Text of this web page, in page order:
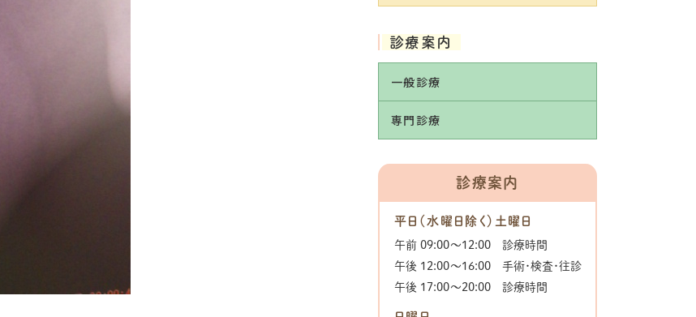
診療案内
一般診療
専門診療
診療案内
平日（水曜日除く）土曜日
午前 09:00〜12:00 診療時間
午後 12:00〜16:00 手術･検査･往診
午後 17:00〜20:00 診療時間